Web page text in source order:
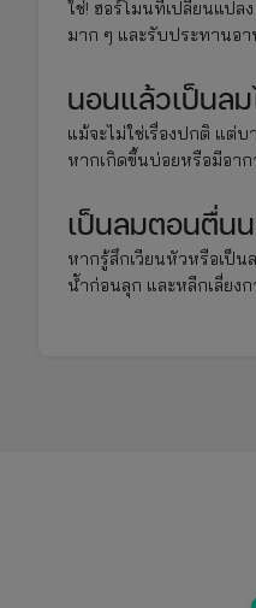
ใช่! ฮอร์โมนที่เปลี่ยนแปล
มาก ๆ และรับประทานอา
นอนแล้วเป็นลม
แม้จะไม่ใช่เรื่องปกติ แต่
หากเกิดขึ้นบ่อยหรือมีอาก
เป็นลมตอนตื่น
หากรู้สึกเวียนหัวหรือเป็น
น้ำก่อนลุก และหลีกเลี่ยง